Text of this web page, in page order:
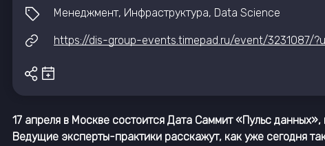
Менеджмент, Инфраструктура, Data Science
17 апреля в Москве состоится Дата Саммит «Пульс
Ведущие эксперты-практики расскажут, как уже сегодня